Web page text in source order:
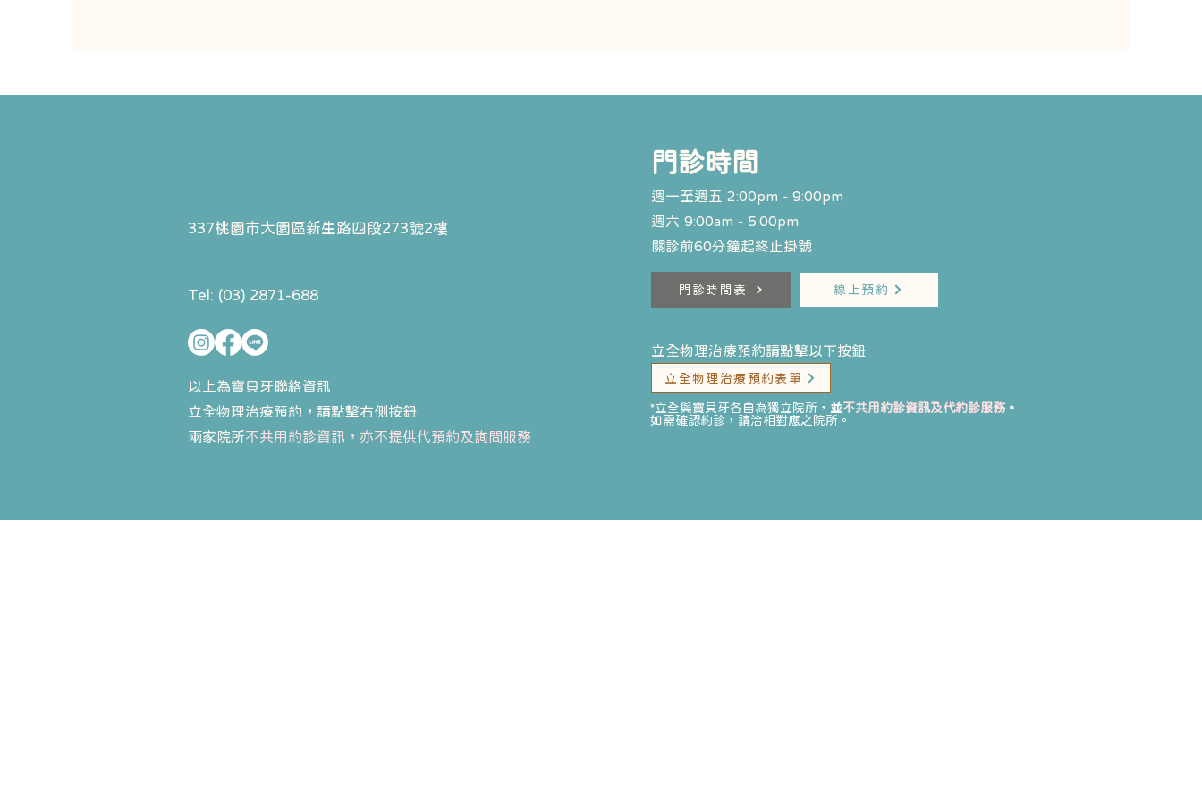
337桃園市大園區新生路四段273號2樓
Tel: (03) 2871-688
以上為寶貝牙聯絡資訊
立全物理治療預約，請點擊右側按鈕
​兩家院所不共用約診資訊，亦不提供代預約及詢問服務
​門診時間
週一至週五 2:00pm - 9:00pm
週六 9:00am - 5:00pm
關診前60分鐘起終止掛號​
門診時間表 線上預約
立全物理治療預約請點擊以下按鈕
立全物理治療預約表單
*立全與寶貝牙各自為獨立院所， 並不共用約診資訊及代約診服務。
如需確認約診，請洽相對應之院所。